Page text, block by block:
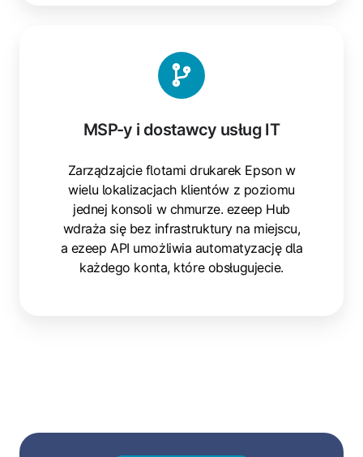
MSP-y i dostawcy usług IT
Zarządzajcie flotami drukarek Epson w
wielu lokalizacjach klientów z poziomu
jednej konsoli w chmurze. ezeep Hub
wdraża się bez infrastruktury na miejscu,
a ezeep API umożliwia automatyzację dla
każdego konta, które obsługujecie.
y
i
dostawcy
IT